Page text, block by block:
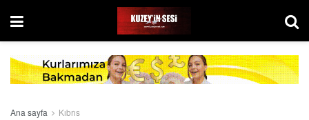
Ana sayfa Kıbrıs